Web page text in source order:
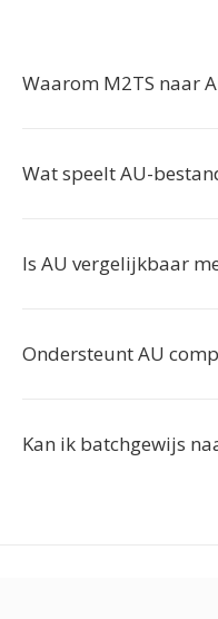
Waarom M2TS naar
Wat speelt AU-
Is AU vergelijkbaar
Ondersteunt AU
Kan ik batchgewijs